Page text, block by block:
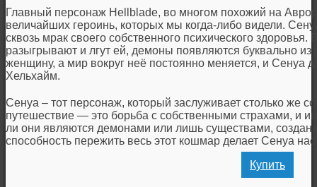
Главный персонаж Hellblade, во многом похожий на
величайших героинь, которых мы когда-либо видели.
сквозь мрак своего собственного психического здоровья.
разыгрывают и лгут ей, демоны появляются буквально из
женщину, а мир вокруг неё постоянно меняется, и Сенуа
Хельхайм.
Сенуа – тот персонаж, который заслуживает столько же
путешествие — это борьба с собственными страхами, и
ли они являются демонами или лишь существами,
способность пережить весь этот кошмар делает Сенуа
Купить